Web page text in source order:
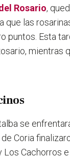
Rosario,
que las
puntos. Esta
mientras
se
Coria
Cachorros